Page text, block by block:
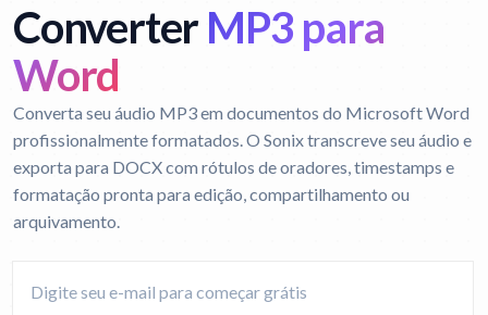
ConverterMP3 para
Word
Converta seu áudio MP3 em documentos do Microsoft Word
profissionalmente formatados. O Sonix transcreve seu áudio e
exporta para DOCX com rótulos de oradores, timestamps e
formatação pronta para edição, compartilhamento ou
arquivamento.